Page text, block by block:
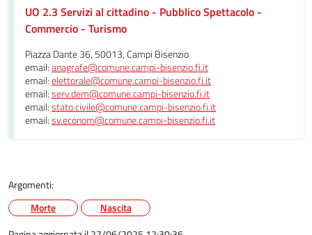
UO 2.3 Servizi al cittadino - Pubblico Spettacolo -
Commercio - Turismo
Piazza Dante 36, 50013, Campi Bisenzio
email:anagrafe@comune.campi-bisenzio.fi.it
email:elettorale@comune.campi-bisenzio.fi.it
email:serv.dem@comune.campi-bisenzio.fi.it
email:stato.civile@comune.campi-bisenzio.fi.it
email:sv.econom@comune.campi-bisenzio.fi.it
Argomenti:
Morte
Nascita